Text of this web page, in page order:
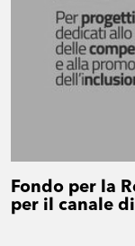
Fondo per la
per il canale